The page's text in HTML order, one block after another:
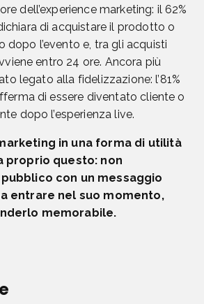
dell’experience marketing: il 62%
di acquistare il prodotto o
dopo l’evento e, tra gli acquisti
entro 24 ore. Ancora più
legato alla fidelizzazione: l’81%
di essere diventato cliente o
dopo l’esperienza live.
in una forma di utilità
proprio questo: non
con un messaggio
entrare nel suo momento,
memorabile.